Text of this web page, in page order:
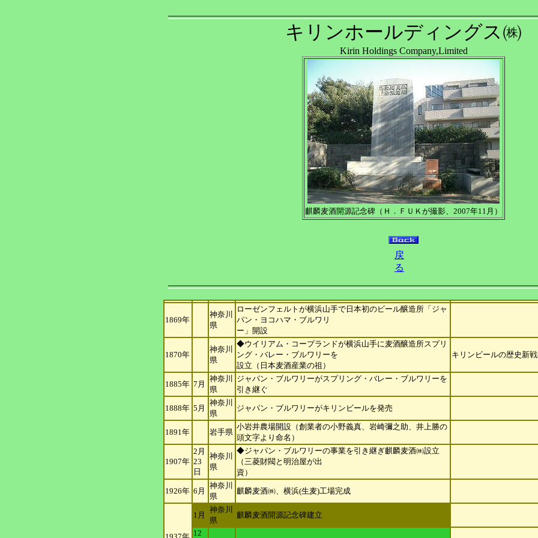
キリンホールディングス㈱
Kirin Holdings Company,Limited
麒麟麦酒開源記念碑（Ｈ．ＦＵＫが撮影、2007年11月）
戻
る
1869年
神奈川
県
ローゼンフェルトが横浜山手で日本初のビール醸造所「ジャ
パン・ヨコハマ・ブルワリ
ー」開設
1870年
神奈川
県
◆ウイリアム・コープランドが横浜山手に麦酒醸造所スプリ
ング・バレー・ブルワリーを
設立（日本麦酒産業の祖）
キリンビールの歴史新
1885年 7月
神奈川
県
ジャパン・ブルワリーがスプリング・バレー・ブルワリーを
引き継ぐ
1888年 5月
神奈川
県
ジャパン・ブルワリーがキリンビールを発売
1891年 岩手県
小岩井農場開設（創業者の小野義真、岩崎彌之助、井上勝の
頭文字より命名）
1907年
2月
23
日
神奈川
県
◆ジャパン・ブルワリーの事業を引き継ぎ麒麟麦酒㈱設立
（三菱財閥と明治屋が出
資）
1926年 6月
神奈川
県
麒麟麦酒㈱、横浜(生麦)工場完成
1月
神奈川
県
麒麟麦酒開源記念碑建立
12